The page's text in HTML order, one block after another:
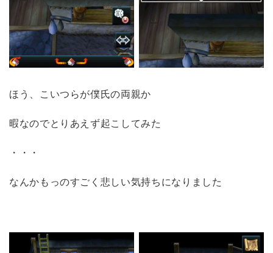
ほう、こいつらが僕氏の両親か
暇なのでとりあえず起こしてみた
・・・
なんかもっのすごく悲しい気持ちになりました